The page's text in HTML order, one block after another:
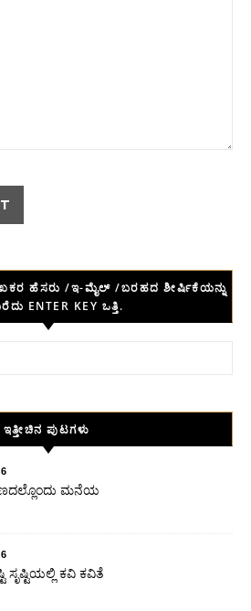
ಹೆಸರು /ಇ-ಮೈಲ್ /ಬರಹದ ಶೀರ್ಷಿಕೆಯನ್ನು
ENTER KEY ಒತ್ತಿ.
ಇತ್ತೀಚಿನ ಪುಟಗಳು
ಮನೆಯ
ಸೃಷ್ಟಿಯಲ್ಲಿ ಕವಿ ಕವಿತೆ